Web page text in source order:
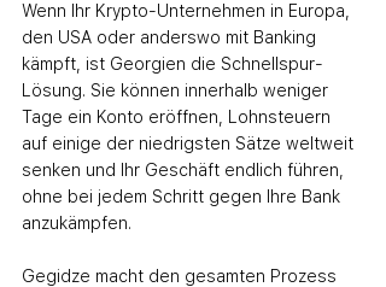
Wenn Ihr Krypto-Unternehmen in Europa,
den USA oder anderswo mit Banking
kämpft, ist Georgien die Schnellspur-
Lösung. Sie können innerhalb weniger
Tage ein Konto eröffnen, Lohnsteuern
auf einige der niedrigsten Sätze weltweit
senken und Ihr Geschäft endlich führen,
ohne bei jedem Schritt gegen Ihre Bank
anzukämpfen.
Gegidze macht den gesamten Prozess